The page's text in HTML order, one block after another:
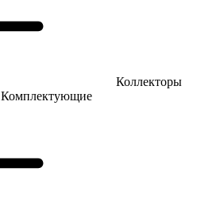
Коллекторы
Комплектующие